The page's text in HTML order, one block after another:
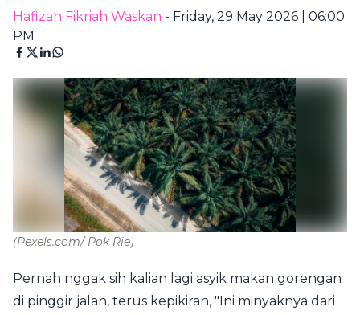
Hafizah Fikriah Waskan - Friday, 29 May 2026 | 06:00
PM
(Pexels.com/ Pok Rie)
Pernah nggak sih kalian lagi asyik makan gorengan
di pinggir jalan, terus kepikiran, "Ini minyaknya dari